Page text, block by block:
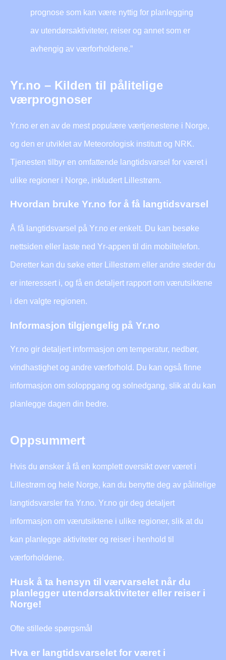
prognose som kan være nyttig for planlegging
av utendørsaktiviteter, reiser og annet som er
avhengig av værforholdene.”
Yr.no – Kilden til pålitelige
værprognoser
Yr.no er en av de mest populære værtjenestene i Norge,
og den er utviklet av Meteorologisk institutt og NRK.
Tjenesten tilbyr en omfattende langtidsvarsel for været i
ulike regioner i Norge, inkludert Lillestrøm.
Hvordan bruke Yr.no for å få langtidsvarsel
Å få langtidsvarsel på Yr.no er enkelt. Du kan besøke
nettsiden eller laste ned Yr-appen til din mobiltelefon.
Deretter kan du søke etter Lillestrøm eller andre steder du
er interessert i, og få en detaljert rapport om værutsiktene
i den valgte regionen.
Informasjon tilgjengelig på Yr.no
Yr.no gir detaljert informasjon om temperatur, nedbør,
vindhastighet og andre værforhold. Du kan også finne
informasjon om soloppgang og solnedgang, slik at du kan
planlegge dagen din bedre.
Oppsummert
Hvis du ønsker å få en komplett oversikt over været i
Lillestrøm og hele Norge, kan du benytte deg av pålitelige
langtidsvarsler fra Yr.no. Yr.no gir deg detaljert
informasjon om værutsiktene i ulike regioner, slik at du
kan planlegge aktiviteter og reiser i henhold til
værforholdene.
Husk å ta hensyn til værvarselet når du
planlegger utendørsaktiviteter eller reiser i
Norge!
Ofte stillede spørgsmål
Hva er langtidsvarselet for været i